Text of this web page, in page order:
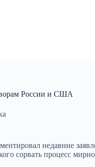
России и США
недавние
сорвать процесс